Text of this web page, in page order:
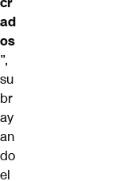
ad
os
”,
su
br
ay
an
do
el